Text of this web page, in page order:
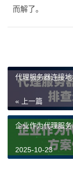
而解了。
代理服务器连接
« 上一篇
企业作为代理服
2025-10-23